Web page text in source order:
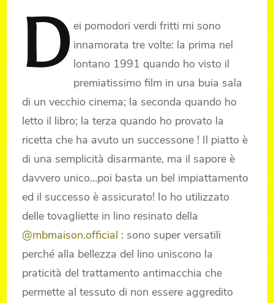
D ei pomodori verdi fritti mi sono
innamorata tre volte: la prima nel
lontano 1991 quando ho visto il
premiatissimo film in una buia sala
di un vecchio cinema; la seconda quando ho
letto il libro; la terza quando ho provato la
ricetta che ha avuto un successone ! Il piatto è
di una semplicità disarmante, ma il sapore è
davvero unico…poi basta un bel impiattamento
ed il successo è assicurato! Io ho utilizzato
delle tovagliette in lino resinato della
@mbmaison.official : sono super versatili
perché alla bellezza del lino uniscono la
praticità del trattamento antimacchia che
permette al tessuto di non essere aggredito